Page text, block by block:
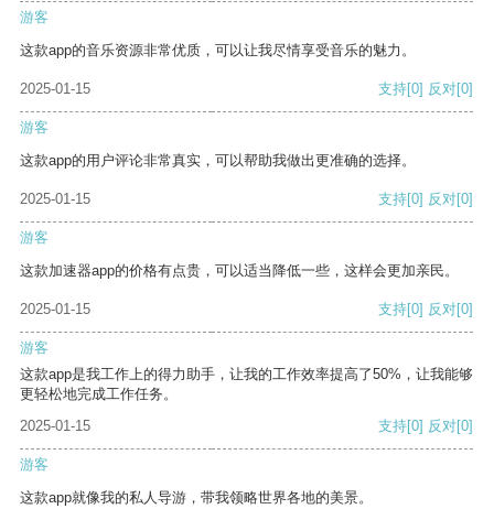
游客
这款app的音乐资源非常优质，可以让我尽情享受音乐的魅力。
2025-01-15 支持[0] 反对[0]
游客
这款app的用户评论非常真实，可以帮助我做出更准确的选择。
2025-01-15 支持[0] 反对[0]
游客
这款加速器app的价格有点贵，可以适当降低一些，这样会更加亲民。
2025-01-15 支持[0] 反对[0]
游客
这款app是我工作上的得力助手，让我的工作效率提高了50%，让我能够
更轻松地完成工作任务。
2025-01-15
支持[0] 反对[0]
游客
这款app就像我的私人导游，带我领略世界各地的美景。